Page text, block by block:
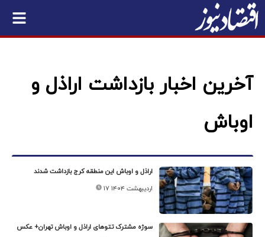
آخرین اخبار بازداشت اراذل و
اوباش
اراذل و اوباش این منطقه کرج بازداشت شدند
۱۷ اردیبهشت ۱۴۰۴
سوژه مشترک تتوهای اراذل و اوباش تهران+‌ عکس